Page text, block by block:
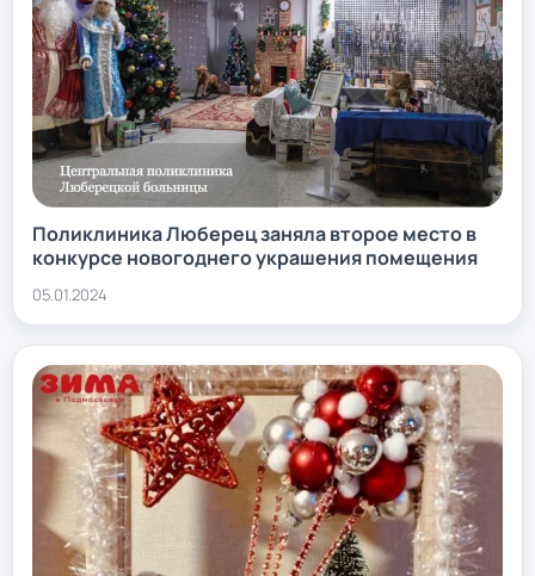
Поликлиника Люберец заняла второе место в
конкурсе новогоднего украшения помещения
05.01.2024